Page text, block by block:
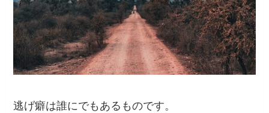
逃げ癖は誰にでもあるものです。